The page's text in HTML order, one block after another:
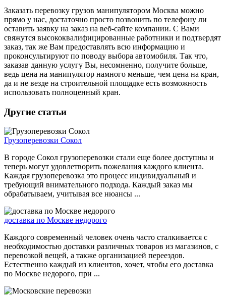
Заказать перевозку грузов манипулятором Москва можно
прямо у нас, достаточно просто позвонить по телефону ли
оставить заявку на заказ на веб-сайте компании. С Вами
свяжутся высококвалифицированные работники и подтвердят
заказ, так же Вам предоставлять всю информацию и
проконсультируют по поводу выбора автомобиля. Так что,
заказав данную услугу Вы, несомненно, получите больше,
ведь цена на манипулятор намного меньше, чем цена на кран,
да и не везде на строительной площадке есть возможность
использовать полноценный кран.
Другие статьи
Грузоперевозки Сокол
В городе Сокол грузоперевозки стали еще более доступны и
теперь могут удовлетворить пожелания каждого клиента.
Каждая грузоперевозка это процесс индивидуальный и
требующий внимательного подхода. Каждый заказ мы
обрабатываем, учитывая все нюансы ...
доставка по Москве недорого
Каждого современный человек очень часто сталкивается с
необходимостью доставки различных товаров из магазинов, с
перевозкой вещей, а также организацией переездов.
Естественно каждый из клиентов, хочет, чтобы его доставка
по Москве недорого, при ...